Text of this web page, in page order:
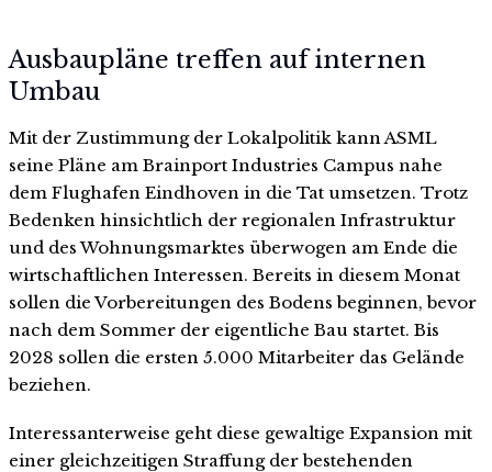
Ausbaupläne treffen auf internen
Umbau
Mit der Zustimmung der Lokalpolitik kann ASML
seine Pläne am Brainport Industries Campus nahe
dem Flughafen Eindhoven in die Tat umsetzen. Trotz
Bedenken hinsichtlich der regionalen Infrastruktur
und des Wohnungsmarktes überwogen am Ende die
wirtschaftlichen Interessen. Bereits in diesem Monat
sollen die Vorbereitungen des Bodens beginnen, bevor
nach dem Sommer der eigentliche Bau startet. Bis
2028 sollen die ersten 5.000 Mitarbeiter das Gelände
beziehen.
Interessanterweise geht diese gewaltige Expansion mit
einer gleichzeitigen Straffung der bestehenden